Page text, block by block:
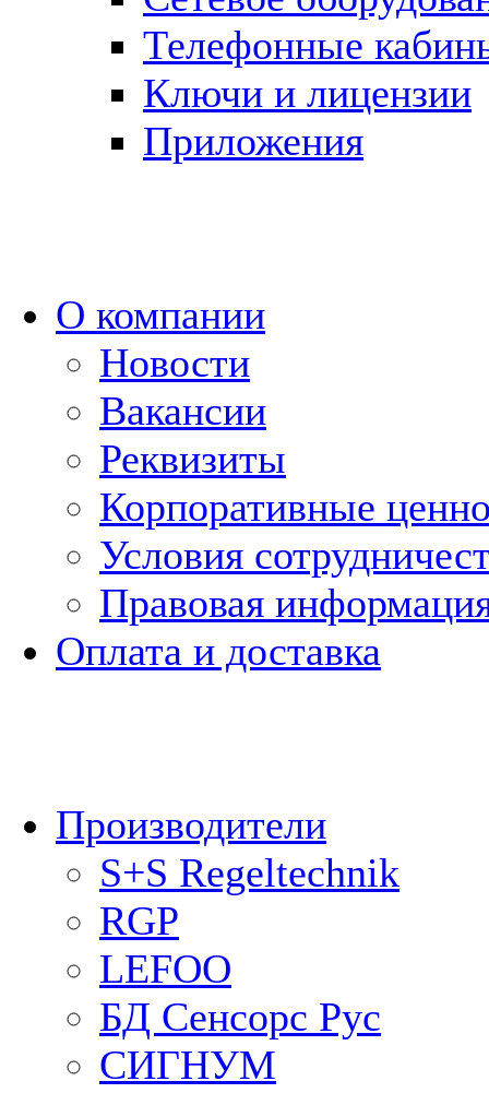
Телефонные
Ключи и лицензии
Приложения
О компании
Новости
Вакансии
Реквизиты
Корпоративные
Условия
Правовая
Оплата и доставка
Производители
S+S Regeltechnik
RGP
LEFOO
БД Сенсорс Рус
СИГНУМ